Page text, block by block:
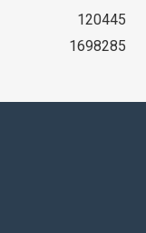
120445
1698285